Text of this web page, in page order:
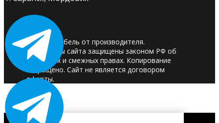
© 2025. Мебель от производителя.
Материалы сайта защищены законом РФ об
авторских и смежных правах. Копирование
запрещено. Сайт не является договором
оферты.